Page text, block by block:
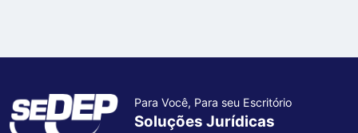
Para Você, Para seu Escritório
Soluções Jurídicas